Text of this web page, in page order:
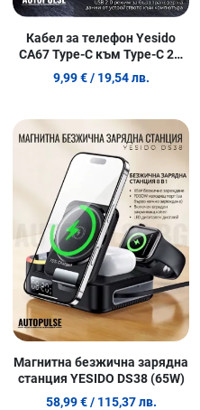
Кабел за телефон Yesido
CA67 Type-C към Type-C 2м
(60W / 5Gbps)
9,99 € / 19,54 лв.
Магнитна безжична зарядна
станция YESIDO DS38 (65W)
58,99 € / 115,37 лв.